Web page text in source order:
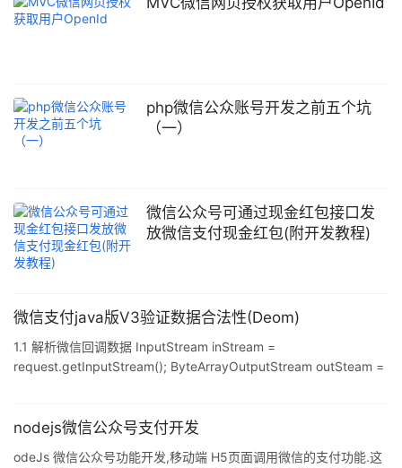
php微信公众账号开发之前五个坑
（一）
微信公众号可通过现金红包接口发
放微信支付现金红包(附开发教程)
微信支付java版V3验证数据合法性(Deom)
1.1 解析微信回调数据 InputStream inStream =
request.getInputStream(); ByteArrayOutputStream outSteam =
outSteam.write(buffer, 0, len); } o
nodejs微信公众号支付开发
odeJs 微信公众号功能开发,移动端 H5页面调用微信的支付功能.这